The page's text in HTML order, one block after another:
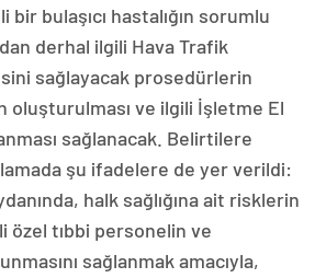
bulaşıcı hastalığın sorumlu
derhal ilgili Hava Trafik
sağlayacak prosedürlerin
oluşturulması ve ilgili İşletme El
sağlanacak. Belirtilere
şu ifadelere de yer verildi:
halk sağlığına ait risklerin
tıbbi personelin ve
sağlanmak amacıyla,